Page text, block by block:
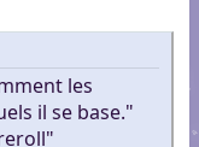
les
il se base."